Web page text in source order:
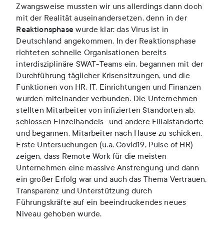
Zwangsweise mussten wir uns allerdings dann doch
mit der Realität auseinandersetzen, denn in der
Reaktionsphasewurde klar: das Virus ist in
Deutschland angekommen. In der Reaktionsphase
richteten schnelle Organisationen bereits
interdisziplinäre SWAT-Teams ein, begannen mit der
Durchführung täglicher Krisensitzungen, und die
Funktionen von HR, IT, Einrichtungen und Finanzen
wurden miteinander verbunden. Die Unternehmen
stellten Mitarbeiter von infizierten Standorten ab,
schlossen Einzelhandels- und andere Filialstandorte
und begannen, Mitarbeiter nach Hause zu schicken.
Erste Untersuchungen (u.a. Covid19, Pulse of HR)
zeigen, dass Remote Work für die meisten
Unternehmen eine massive Anstrengung und dann
ein großer Erfolg war und auch das Thema Vertrauen,
Transparenz und Unterstützung durch
Führungskräfte auf ein beeindruckendes neues
Niveau gehoben wurde.